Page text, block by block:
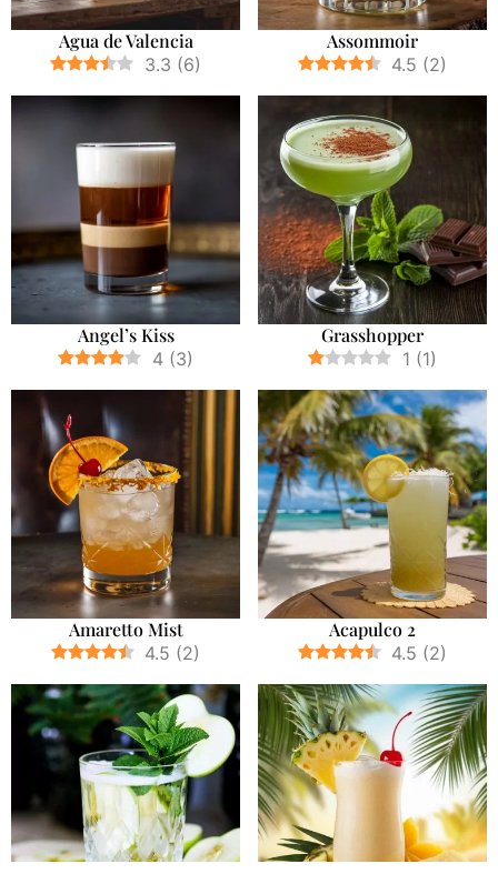
Agua de Valencia
3.3 (6)
Assommoir
4.5 (2)
Angel’s Kiss
4 (3)
Grasshopper
1 (1)
Amaretto Mist
4.5 (2)
Acapulco 2
4.5 (2)